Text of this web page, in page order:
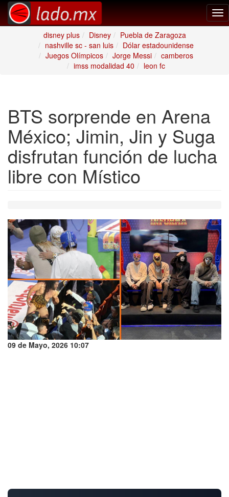
disney plus
Disney
Puebla de Zaragoza
nashville sc - san luis
Dólar estadounidense
Juegos Olímpicos
Jorge Messi
camberos
imss modalidad 40
leon fc
BTS sorprende en Arena
México; Jimin, Jin y Suga
disfrutan función de lucha
libre con Místico
09 de Mayo, 2026 10:07